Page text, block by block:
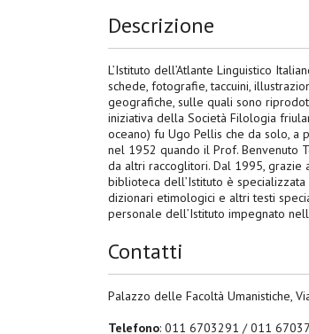
Descrizione
L’Istituto dell’Atlante Linguistico
schede, fotografie, taccuini,
geografiche, sulle quali sono
iniziativa della Società Filologia
oceano) fu Ugo Pellis che da solo,
nel 1952 quando il Prof. Benvenuto
da altri raccoglitori. Dal 1995, grazie
biblioteca dell’Istituto è
dizionari etimologici e altri testi
personale dell’Istituto impegnato
Contatti
Palazzo delle Facoltà Umanistiche,
Telefono: 011 6703291 / 011